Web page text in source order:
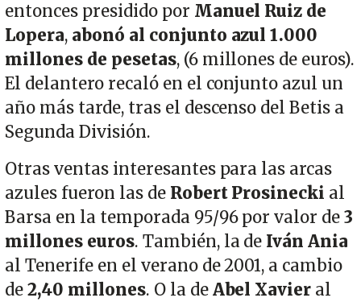
entonces presidido por Manuel Ruiz de
Lopera, abonó al conjunto azul 1.000
millones de pesetas, (6 millones de euros).
El delantero recaló en el conjunto azul un
año más tarde, tras el descenso del Betis a
Segunda División.
Otras ventas interesantes para las arcas
azules fueron las de Robert Prosinecki al
Barsa en la temporada 95/96 por valor de3
millones euros. También, la de Iván Ania
al Tenerife en el verano de 2001, a cambio
de2,40 millones. O la deAbel Xavier al